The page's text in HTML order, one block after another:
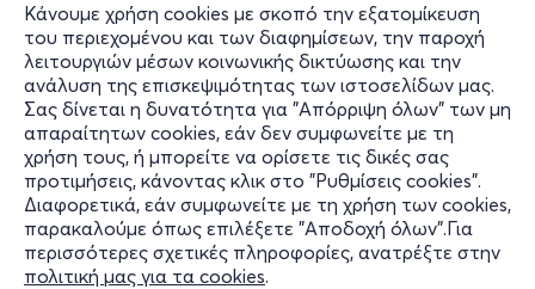
Κάνουμε χρήση cookies με σκοπό την εξατομίκευση
του περιεχομένου και των διαφημίσεων, την παροχή
λειτουργιών μέσων κοινωνικής δικτύωσης και την
ανάλυση της επισκεψιμότητας των ιστοσελίδων μας.
Σας δίνεται η δυνατότητα για "Απόρριψη όλων" των μη
απαραίτητων cookies, εάν δεν συμφωνείτε με τη
χρήση τους, ή μπορείτε να ορίσετε τις δικές σας
προτιμήσεις, κάνοντας κλικ στο "Ρυθμίσεις cookies".
Διαφορετικά, εάν συμφωνείτε με τη χρήση των cookies,
παρακαλούμε όπως επιλέξετε "Αποδοχή όλων".Για
περισσότερες σχετικές πληροφορίες, ανατρέξτε στην
πολιτική μας για τα cookies.
Πληροφορίες
Υποστήριξη
Stay Connected